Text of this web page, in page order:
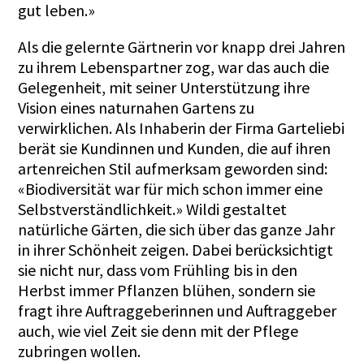
gut leben.»
Als die gelernte Gärtnerin vor knapp drei Jahren
zu ihrem Lebenspartner zog, war das auch die
Gelegenheit, mit seiner Unterstützung ihre
Vision eines naturnahen Gartens zu
verwirklichen. Als Inhaberin der Firma Garteliebi
berät sie Kundinnen und Kunden, die auf ihren
artenreichen Stil aufmerksam geworden sind:
«Biodiversität war für mich schon immer eine
Selbstverständlichkeit.» Wildi gestaltet
natürliche Gärten, die sich über das ganze Jahr
in ihrer Schönheit zeigen. Dabei berücksichtigt
sie nicht nur, dass vom Frühling bis in den
Herbst immer Pflanzen blühen, sondern sie
fragt ihre Auftraggeberinnen und Auftraggeber
auch, wie viel Zeit sie denn mit der Pflege
zubringen wollen.